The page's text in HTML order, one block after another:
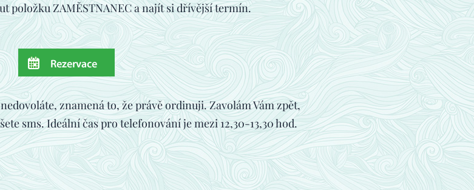
položku ZAMĚSTNANEC a najít si dřívější termín.
znamená to, že právě ordinuji. Zavolám Vám zpět,
sms. Ideální čas pro telefonování je mezi 12,30-13,30 hod.